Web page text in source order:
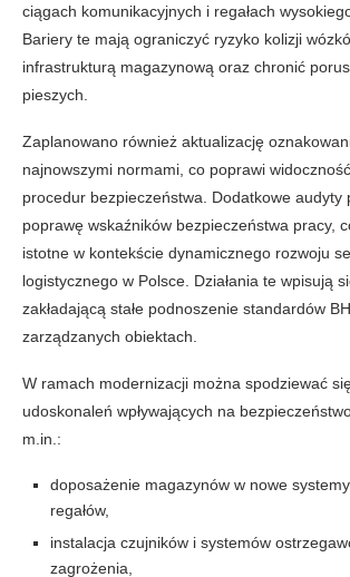
ciągach komunikacyjnych i regałach
Bariery te mają ograniczyć ryzyko kolizji
infrastrukturą magazynową oraz chronić
pieszych.
Zaplanowano również aktualizację
najnowszymi normami, co poprawi
procedur bezpieczeństwa. Dodatkowe audyty
poprawę wskaźników bezpieczeństwa pracy,
istotne w kontekście dynamicznego rozwoju
logistycznego w Polsce. Działania te wpisują
zakładającą stałe podnoszenie standardów
zarządzanych obiektach.
W ramach modernizacji można spodziewać
udoskonaleń wpływających na
m.in.:
doposażenie magazynów w nowe
regałów,
instalacja czujników i systemów
zagrożenia,